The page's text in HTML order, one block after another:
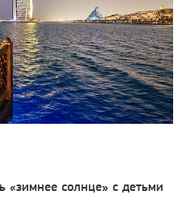
«зимнее солнце» с детьми